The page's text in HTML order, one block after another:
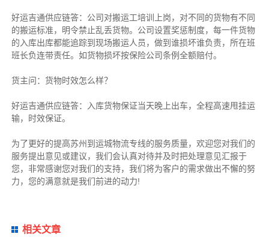
好运吉通供应链答：公司对搬运工培训上岗，对不同的货物有不同
的搬运标准，明令禁止乱丢货物。公司设置奖惩制度，每一件货物
的入库出库都能追踪到现场搬运人员，做到谁损坏谁负责，所在班
班长负连带责任。如货物损坏按保险公司条例全额赔付。
货主问：货物时效怎么样？
好运吉通供应链答：入库货物保证当天晚上出车，全程高速甩挂运
输，时效保证。
为了更好的提高苏州到运城物流专线的服务质量，欢迎您对我们的
服务提出意见或建议，我们会认真对待并及时把处理意见汇报于
您，非常感谢您对我们的支持，我们将为客户的需求做出不懈的努
力，您的满意就是我们前进的动力!
相关文章